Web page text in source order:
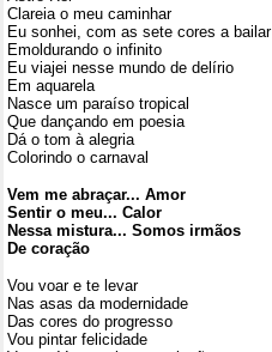
Clareia o meu caminhar
Eu sonhei, com as sete cores a bailar
Emoldurando o infinito
Eu viajei nesse mundo de delírio
Em aquarela
Nasce um paraíso tropical
Que dançando em poesia
Dá o tom à alegria
Colorindo o carnaval
Vem me abraçar... Amor
Sentir o meu... Calor
Nessa mistura... Somos irmãos
De coração
Vou voar e te levar
Nas asas da modernidade
Das cores do progresso
Vou pintar felicidade